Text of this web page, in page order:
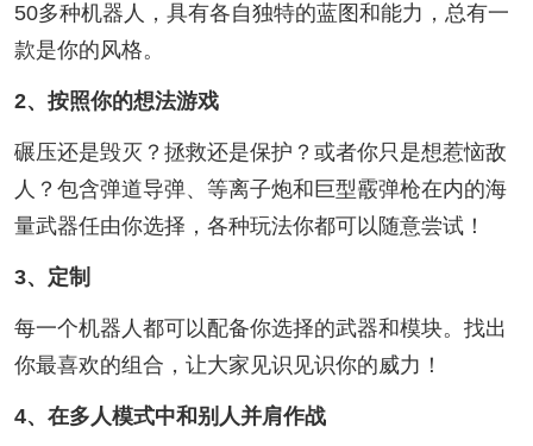
50多种机器人，具有各自独特的蓝图和能力，总有一
款是你的风格。
2、按照你的想法游戏
碾压还是毁灭？拯救还是保护？或者你只是想惹恼敌
人？包含弹道导弹、等离子炮和巨型霰弹枪在内的海
量武器任由你选择，各种玩法你都可以随意尝试！
3、定制
每一个机器人都可以配备你选择的武器和模块。找出
你最喜欢的组合，让大家见识见识你的威力！
4、在多人模式中和别人并肩作战